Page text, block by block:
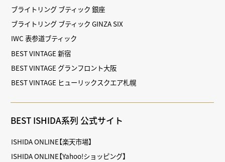
ブライトリング ブティック 銀座
ブライトリング ブティック GINZA SIX
IWC 表参道ブティック
BEST VINTAGE 新宿
BEST VINTAGE グランフロント大阪
BEST VINTAGE ヒューリックスクエア札幌
BEST ISHIDA系列 公式サイト
ISHIDA ONLINE【楽天市場】
ISHIDA ONLINE【Yahoo!ショッピング】